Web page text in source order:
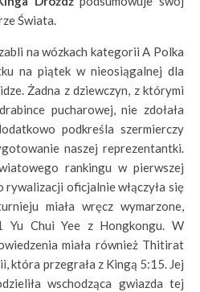
Świata.
na wózkach kategorii A Polka
na piątek w nieosiągalnej dla
Żadna z dziewczyn, z którymi
pucharowej, nie zdołała
podkreśla szermierczy
naszej reprezentantki.
rankingu w pierwszej
rywalizacji oficjalnie włączyła się
miała wręcz wymarzone,
Yu Chui Yee z Hongkongu. W
miała również Thitirat
która przegrała z Kingą 5:15. Jej
wschodząca gwiazda tej